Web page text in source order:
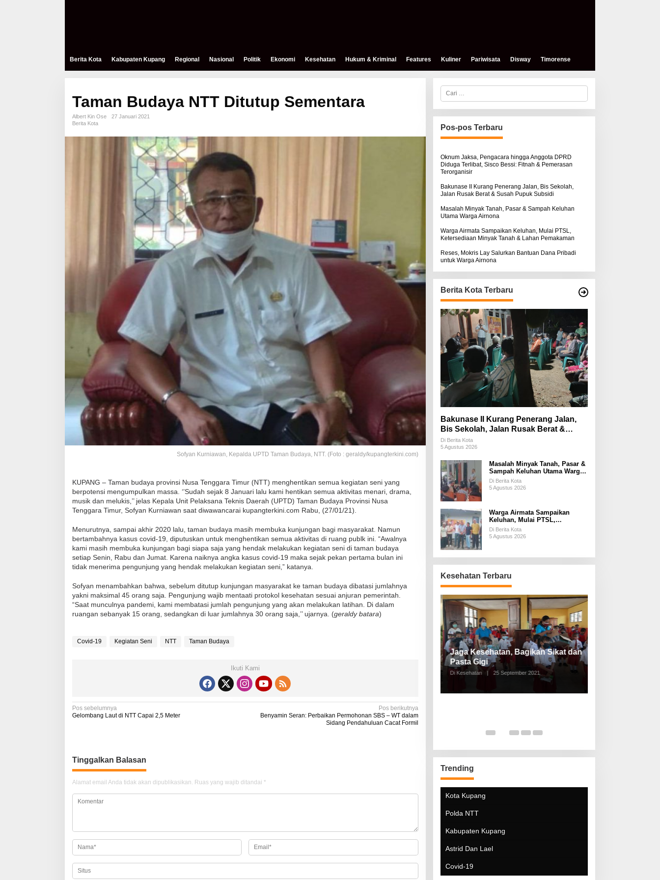
Berita Kota Kabupaten Kupang Regional Nasional Politik Ekonomi Kesehatan Hukum & Kriminal Features Kuliner Pariwisata Disway Timorense
Taman Budaya NTT Ditutup Sementara
Albert Kin Ose
27 Januari 2021
Berita Kota
Sofyan Kurniawan, Kepalda UPTD Taman Budaya, NTT. (Foto : geraldy/kupangterkini.com)
KUPANG – Taman budaya provinsi Nusa Tenggara Timur (NTT) menghentikan semua kegiatan seni yang
berpotensi mengumpulkan massa. ‘’Sudah sejak 8 Januari lalu kami hentikan semua aktivitas menari, drama,
musik dan melukis,’’ jelas Kepala Unit Pelaksana Teknis Daerah (UPTD) Taman Budaya Provinsi Nusa
Tenggara Timur, Sofyan Kurniawan saat diwawancarai kupangterkini.com Rabu, (27/01/21).
Menurutnya, sampai akhir 2020 lalu, taman budaya masih membuka kunjungan bagi masyarakat. Namun
bertambahnya kasus covid-19, diputuskan untuk menghentikan semua aktivitas di ruang publk ini. “Awalnya
kami masih membuka kunjungan bagi siapa saja yang hendak melakukan kegiatan seni di taman budaya
setiap Senin, Rabu dan Jumat. Karena naiknya angka kasus covid-19 maka sejak pekan pertama bulan ini
tidak menerima pengunjung yang hendak melakukan kegiatan seni,” katanya.
Sofyan menambahkan bahwa, sebelum ditutup kunjungan masyarakat ke taman budaya dibatasi jumlahnya
yakni maksimal 45 orang saja. Pengunjung wajib mentaati protokol kesehatan sesuai anjuran pemerintah.
“Saat munculnya pandemi, kami membatasi jumlah pengunjung yang akan melakukan latihan. Di dalam
ruangan sebanyak 15 orang, sedangkan di luar jumlahnya 30 orang saja,’’ ujarnya. (geraldy batara)
Covid-19 Kegiatan Seni NTT Taman Budaya
Ikuti Kami
N
g
a
s
o
s
Pos sebelumnya
Gelombang Laut di NTT Capai 2,5 Meter
Pos berikutnya
Benyamin Seran: Perbaikan Permohonan SBS – WT dalam
Sidang Pendahuluan Cacat Formil
Tinggalkan Balasan
Alamat email Anda tidak akan dipublikasikan. Ruas yang wajib ditandai *
C
r
i
u
n
u
:
Pos-pos Terbaru
Oknum Jaksa, Pengacara hingga Anggota DPRD
Diduga Terlibat, Sisco Bessi: Fitnah & Pemerasan
Terorganisir
Bakunase II Kurang Penerang Jalan, Bis Sekolah,
Jalan Rusak Berat & Susah Pupuk Subsidi
Masalah Minyak Tanah, Pasar & Sampah Keluhan
Utama Warga Airnona
Warga Airmata Sampaikan Keluhan, Mulai PTSL,
Ketersediaan Minyak Tanah & Lahan Pemakaman
Reses, Mokris Lay Salurkan Bantuan Dana Pribadi
untuk Warga Airnona
Berita Kota Terbaru
Bakunase II Kurang Penerang Jalan,
Bis Sekolah, Jalan Rusak Berat &
Susah Pupuk Subsidi
Di Berita Kota
5 Agustus 2026
Masalah Minyak Tanah, Pasar &
Sampah Keluhan Utama Warga
Airnona
Di Berita Kota
5 Agustus 2026
Warga Airmata Sampaikan
Keluhan, Mulai PTSL,
Ketersediaan Minyak Tanah &
Lahan Pemakaman
Di Berita Kota
5 Agustus 2026
Kesehatan Terbaru
Jaga Kesehatan, Bagikan Sikat dan
Pasta Gigi
Di Kesehatan 25 September 2021
Trending
Kota Kupang
Polda NTT
Kabupaten Kupang
Astrid Dan Lael
Covid-19